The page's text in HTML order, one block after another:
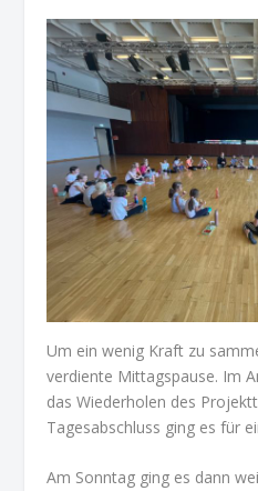
Um ein wenig Kraft zu
verdiente Mittagspause. Im
das Wiederholen des
Tagesabschluss ging es für
Am Sonntag ging es dann